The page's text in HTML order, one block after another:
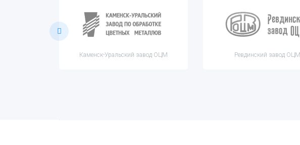
Каменск-Уральский завод ОЦМ Ревдинский завод ОЦМ